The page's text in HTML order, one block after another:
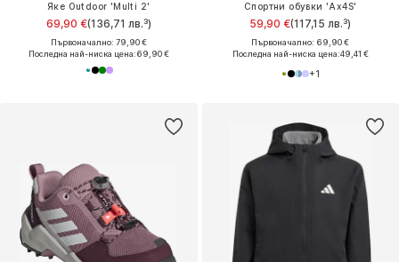
Яке Outdoor 'Multi 2'
69,90 €(136,71 лв.³)
Първоначално: 79,90 €
Последна най-ниска цена:69,90 €
Спортни обувки 'Ax4S'
59,90 €(117,15 лв.³)
Първоначално: 69,90 €
Последна най-ниска цена:49,41 €
+1